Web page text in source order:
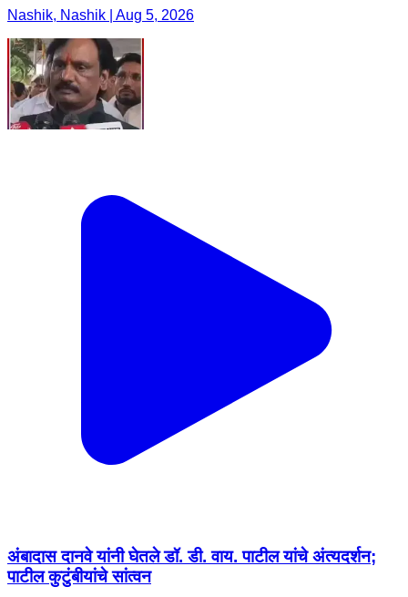
Nashik, Nashik | Aug 5, 2026
अंबादास दानवे यांनी घेतले डॉ. डी. वाय. पाटील यांचे अंत्यदर्शन;
पाटील कुटुंबीयांचे सांत्वन